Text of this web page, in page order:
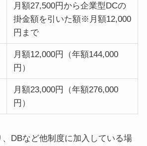
月額27,500円から企業型DCの
掛金額を引いた額※月額12,000
円まで
月額12,000円（年額144,000
円）
月額23,000円（年額276,000
円）
DBなど他制度に加入している場